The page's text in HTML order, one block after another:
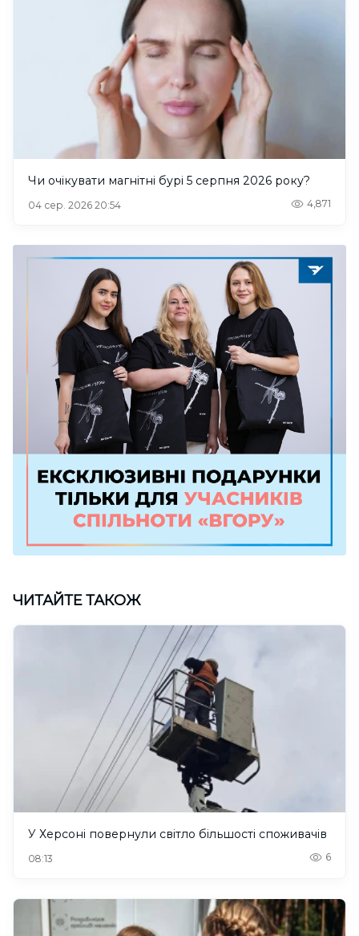
Чи очікувати магнітні бурі 5 серпня 2026 року?
04 сер. 2026 20:54 4,871
ЧИТАЙТЕ ТАКОЖ
У Херсоні повернули світло більшості споживачів
08:13 6